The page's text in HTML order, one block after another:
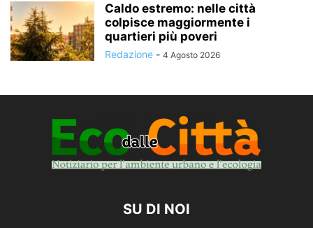
Caldo estremo: nelle città
colpisce maggiormente i
quartieri più poveri
Redazione - 4 Agosto 2026
SU DI NOI